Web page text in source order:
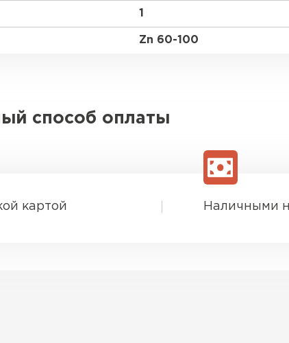
1
Zn 60-100
способ оплаты
картой Наличными